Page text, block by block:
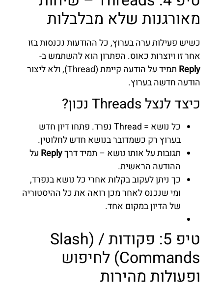
מאורגנות שלא מבלבלות
כשיש פעילות ערה בערוץ, כל ההודעות נכנסות בזו
אחר זו ויוצרות כאוס. הפתרון הוא להשתמש ב-
Reply
תמיד על הודעה קיימת (Thread), ולא ליצור
הודעה חדשה בערוץ.
כיצד לנצל Threads נכון?
כל נושא = Thread נפרד. פתחו דיון חדש
בערוץ רק כשמדובר בנושא חדש לחלוטין.
תגובות על אותו נושא – תמיד דרךReply על
ההודעה הראשית.
כך ניתן לעקוב בקלות אחרי כל נושא בנפרד,
ומי שנכנס לאחר מכן רואה את כל ההיסטוריה
של הדיון במקום אחד.
טיפ 5: פקודות / (Slash
Commands) לחיפוש
ופעולות מהירות